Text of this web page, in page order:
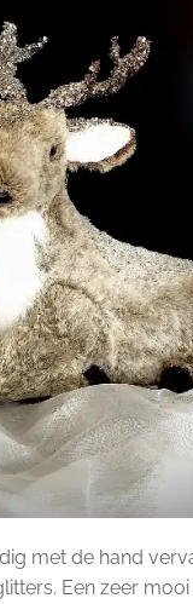
met de hand
Een zeer